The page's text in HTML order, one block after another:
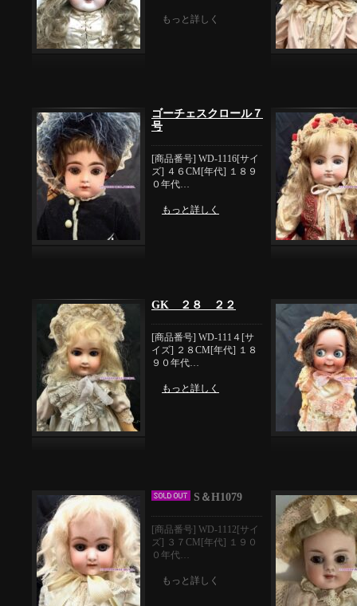
もっと詳しく
ゴーチェスクロール７
号
[商品番号] WD-1116[サイ
ズ] ４６CM[年代] １８９
０年代…
もっと詳しく
GK ２８ ２２
[商品番号] WD-111４[サ
イズ] ２８CM[年代] １８
９０年代…
もっと詳しく
S＆H1079
[商品番号] WD-1112[サイ
ズ] ３７CM[年代] １９０
０年代…
もっと詳しく